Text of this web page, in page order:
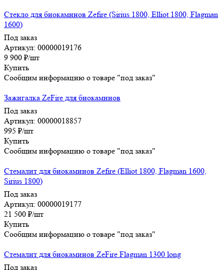
Стекло для биокаминов Zefire (Sirius 1800, Elliot 1800, Flagman
1600)
Под заказ
Артикул: 00000019176
9 900 ₽/шт
Купить
Сообщим информацию о товаре "под заказ"
Зажигалка ZeFire для биокаминов
Под заказ
Артикул: 00000018857
995 ₽/шт
Купить
Сообщим информацию о товаре "под заказ"
Стемалит для биокаминов Zefire (Elliot 1800, Flagman 1600,
Sirius 1800)
Под заказ
Артикул: 00000019177
21 500 ₽/шт
Купить
Сообщим информацию о товаре "под заказ"
Стемалит для биокаминов ZeFire Flagman 1300 long
Под заказ